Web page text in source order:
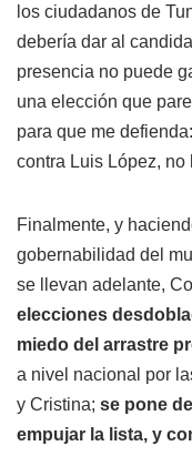
los ciudadanos de
debería dar al
presencia no puede
una elección que
para que me
contra Luis López, no
Finalmente, y
gobernabilidad del
se llevan adelante,
elecciones
miedo del arrastre
a nivel nacional por
y Cristina; se pone
empujar la lista, y